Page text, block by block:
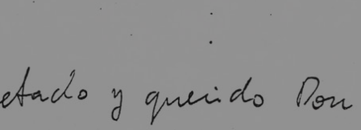
NOTICIAS